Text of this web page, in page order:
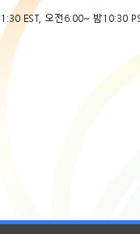
EST, 오전6:00~ 밤10:30